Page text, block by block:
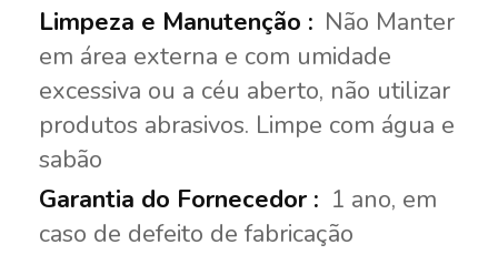
Não Manter
em área externa e com umidade
excessiva ou a céu aberto, não utilizar
produtos abrasivos. Limpe com água e
sabão
1 ano, em
caso de defeito de fabricação